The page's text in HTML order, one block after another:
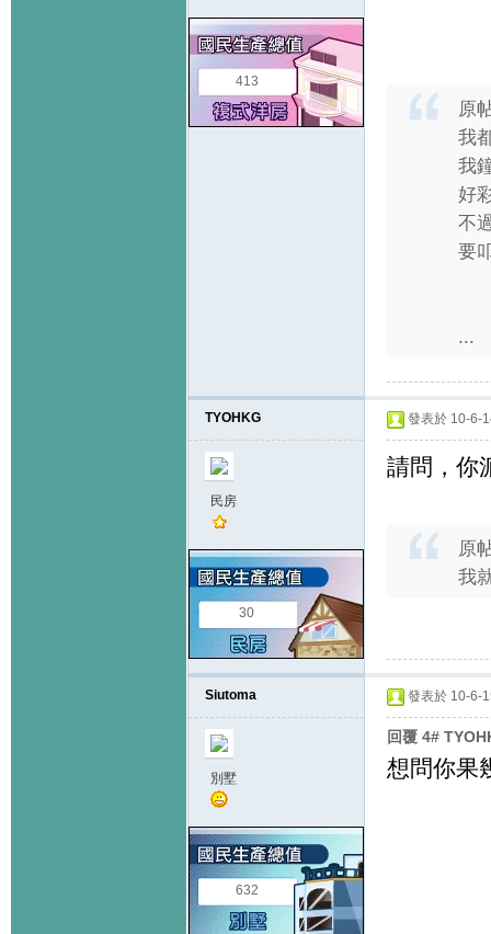
413
原
我
我
好
不
要
...
TYOHKG
民房
30
發表於 10-6-
請問，你
原
我
Siutoma
別墅
632
發表於 10-6-
回覆 4#
想問你果